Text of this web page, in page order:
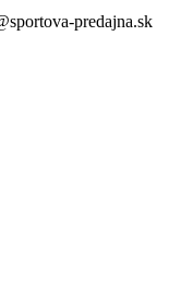
predajna.sk